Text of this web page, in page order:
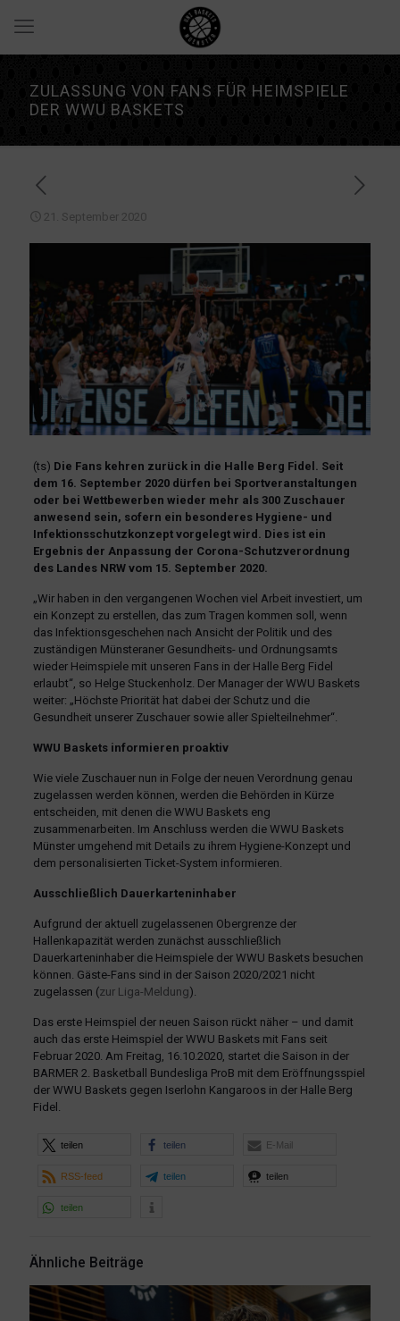
ZULASSUNG VON FANS FÜR HEIMSPIELE
DER WWU BASKETS
21. September 2020
(ts) Die Fans kehren zurück in die Halle Berg Fidel. Seit
dem 16. September 2020 dürfen bei Sportveranstaltungen
oder bei Wettbewerben wieder mehr als 300 Zuschauer
anwesend sein, sofern ein besonderes Hygiene- und
Infektionsschutzkonzept vorgelegt wird. Dies ist ein
Ergebnis der Anpassung der Corona-Schutzverordnung
des Landes NRW vom 15. September 2020.
„Wir haben in den vergangenen Wochen viel Arbeit investiert, um
ein Konzept zu erstellen, das zum Tragen kommen soll, wenn
das Infektionsgeschehen nach Ansicht der Politik und des
zuständigen Münsteraner Gesundheits- und Ordnungsamts
wieder Heimspiele mit unseren Fans in der Halle Berg Fidel
erlaubt“, so Helge Stuckenholz. Der Manager der WWU Baskets
weiter: „Höchste Priorität hat dabei der Schutz und die
Gesundheit unserer Zuschauer sowie aller Spielteilnehmer“.
WWU Baskets informieren proaktiv
Wie viele Zuschauer nun in Folge der neuen Verordnung genau
zugelassen werden können, werden die Behörden in Kürze
entscheiden, mit denen die WWU Baskets eng
zusammenarbeiten. Im Anschluss werden die WWU Baskets
Münster umgehend mit Details zu ihrem Hygiene-Konzept und
dem personalisierten Ticket-System informieren.
Ausschließlich Dauerkarteninhaber
Aufgrund der aktuell zugelassenen Obergrenze der
Hallenkapazität werden zunächst ausschließlich
Dauerkarteninhaber die Heimspiele der WWU Baskets besuchen
können. Gäste-Fans sind in der Saison 2020/2021 nicht
zugelassen (zur Liga-Meldung).
Das erste Heimspiel der neuen Saison rückt näher – und damit
auch das erste Heimspiel der WWU Baskets mit Fans seit
Februar 2020. Am Freitag, 16.10.2020, startet die Saison in der
BARMER 2. Basketball Bundesliga ProB mit dem Eröffnungsspiel
der WWU Baskets gegen Iserlohn Kangaroos in der Halle Berg
Fidel.
teilen teilen E-Mail
RSS-feed teilen teilen
teilen
Ähnliche Beiträge